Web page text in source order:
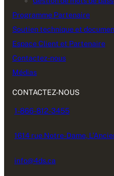
Programme Partenaire
Soutien technique et
Espace Client et Partenaire
Contactez-nous
Médias
CONTACTEZ-NOUS
1-866-812-3455
1614 rue Notre-Dame,
info@4ds.ca